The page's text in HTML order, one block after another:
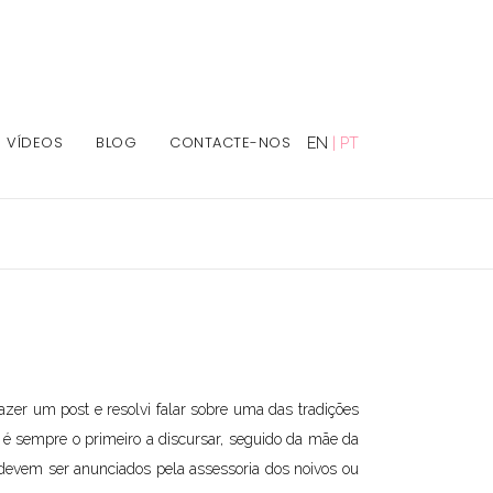
VÍDEOS BLOG CONTACTE-NOS EN | PT
um post e resolvi falar sobre uma das tradições
sempre o primeiro a discursar, seguido da mãe da
ser anunciados pela assessoria dos noivos ou